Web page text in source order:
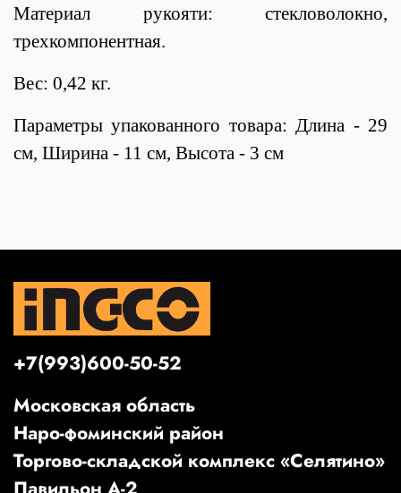
Материал рукояти: стекловолокно,
трехкомпонентная.
Вес: 0,42 кг.
Параметры упакованного товара: Длина - 29
см, Ширина - 11 см, Высота - 3 см
+7(993)600-50-52
Московская область
Наро-фоминский район
Торгово-складской комплекс «Селятино»